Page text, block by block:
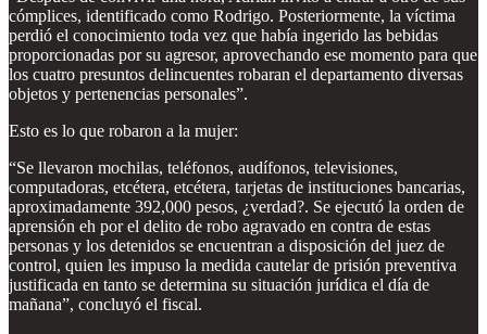
cómplices, identificado como Rodrigo. Posteriormente, la víctima
perdió el conocimiento toda vez que había ingerido las bebidas
proporcionadas por su agresor, aprovechando ese momento para que
los cuatro presuntos delincuentes robaran el departamento diversas
objetos y pertenencias personales”.
Esto es lo que robaron a la mujer:
“Se llevaron mochilas, teléfonos, audífonos, televisiones,
computadoras, etcétera, etcétera, tarjetas de instituciones bancarias,
aproximadamente 392,000 pesos, ¿verdad?. Se ejecutó la orden de
aprensión eh por el delito de robo agravado en contra de estas
personas y los detenidos se encuentran a disposición del juez de
control, quien les impuso la medida cautelar de prisión preventiva
justificada en tanto se determina su situación jurídica el día de
mañana”, concluyó el fiscal.